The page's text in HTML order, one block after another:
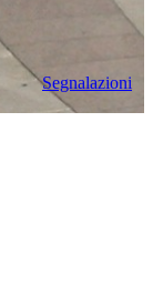
Segnalazioni